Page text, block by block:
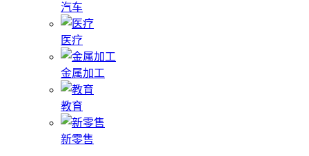
汽车
医疗
金属加工
教育
新零售